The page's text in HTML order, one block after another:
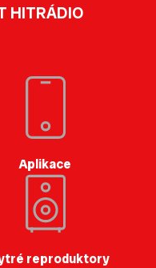
HITRÁDIO
Aplikace
reproduktory